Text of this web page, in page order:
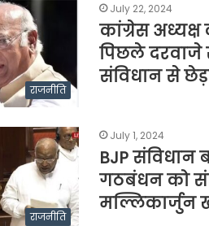
राजनीति
July 22, 2024
कांग्रेस
पिछले दरवाजे
संविधान से
राजनीति
July 1, 2024
BJP संविधान
गठबंधन को
मल्लिकार्जुन